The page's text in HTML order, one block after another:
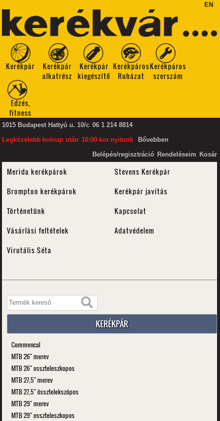
EN
Kerékpár
Kerékpár
alkatrész
Kerékpár
kiegészítő
Kerékpáros
Ruházat
Kerékpáros
szerszám
Edzés,
fitness
1015 Budapest Hattyú u. 10/c 06 1 214 8814
Legközelebb holnap után 10:00-kor nyitunk
Bővebben
Belépés/regisztráció Rendeléseim Kosár
Merida kerékpárok
Stevens Kerékpár
Brompton kerékpárok
Kerékpár javítás
Történetünk
Kapcsolat
Vásárlási feltételek
Adatvédelem
Virutális Séta
KERÉKPÁR
Commencal
MTB 26" merev
MTB 26" osszteleszkopos
MTB 27,5" merev
MTB 27,5" össztelekszópos
MTB 29" merev
MTB 29" osszteleszkopos